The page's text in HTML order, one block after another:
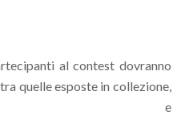
al contest dovranno
quelle esposte in collezione,
e